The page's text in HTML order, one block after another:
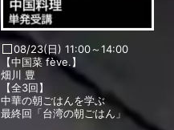
08/23(日) 11:00～14:00
【中国菜 fève.】
畑川 豊
【全3回】
中華の朝ごはんを学ぶ
最終回「台湾の朝ごはん」